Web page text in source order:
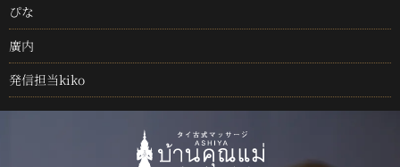
ぴな
廣内
発信担当kiko